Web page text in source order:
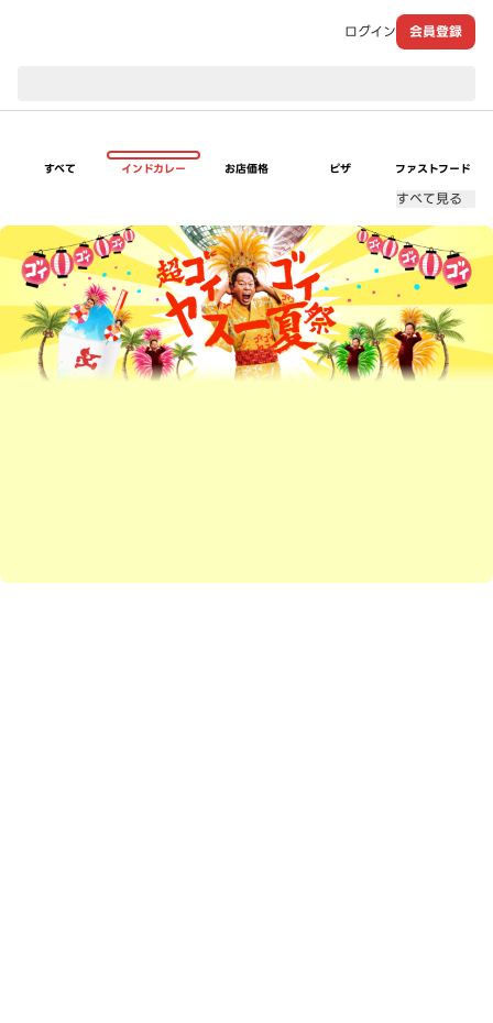
ログイン 会員登録
すべて インドカレー お店価格 ピザ ファストフード
すべて見る
超ゴイゴイヤスー夏祭